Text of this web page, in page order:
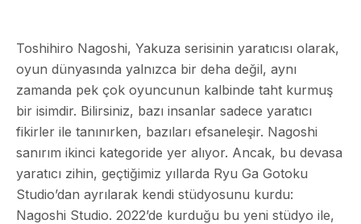
Toshihiro Nagoshi, Yakuza serisinin yaratıcısı olarak,
oyun dünyasında yalnızca bir deha değil, aynı
zamanda pek çok oyuncunun kalbinde taht kurmuş
bir isimdir. Bilirsiniz, bazı insanlar sadece yaratıcı
fikirler ile tanınırken, bazıları efsaneleşir. Nagoshi
sanırım ikinci kategoride yer alıyor. Ancak, bu devasa
yaratıcı zihin, geçtiğimiz yıllarda Ryu Ga Gotoku
Studio’dan ayrılarak kendi stüdyosunu kurdu:
Nagoshi Studio. 2022’de kurduğu bu yeni stüdyo ile,